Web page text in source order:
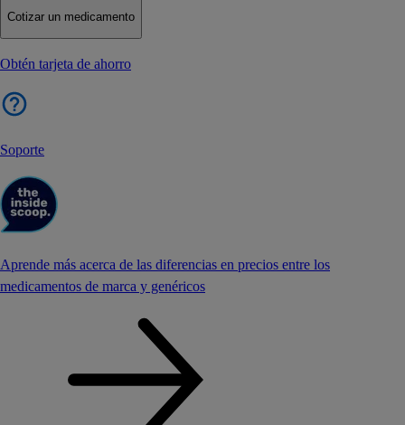
Cotizar un medicamento
Obtén tarjeta de ahorro
Soporte
Aprende más acerca de las diferencias en precios entre los
medicamentos de marca y genéricos